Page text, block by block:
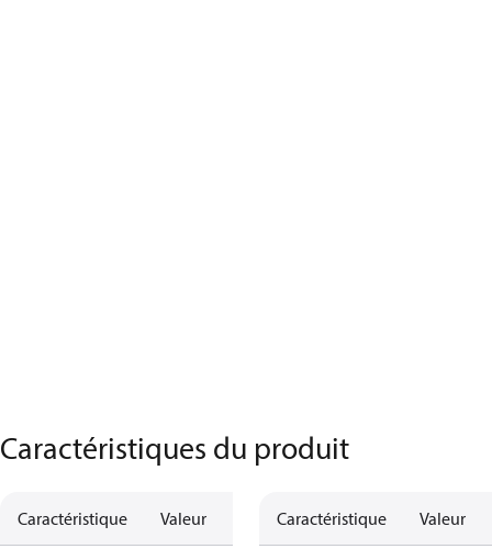
Caractéristiques du produit
Caractéristique Valeur Caractéristique Valeur